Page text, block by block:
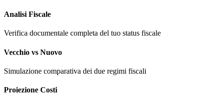
Analisi Fiscale
Verifica documentale completa del tuo status fiscale
Vecchio vs Nuovo
Simulazione comparativa dei due regimi fiscali
Proiezione Costi